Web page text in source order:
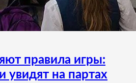
правила игры:
увидят на партах